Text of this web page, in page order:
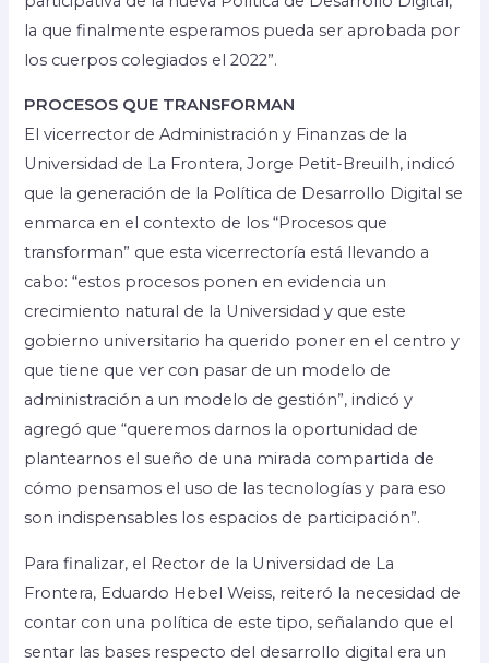
la que finalmente esperamos pueda ser aprobada por
los cuerpos colegiados el 2022”.
PROCESOS QUE TRANSFORMAN
El vicerrector de Administración y Finanzas de la
Universidad de La Frontera, Jorge Petit-Breuilh, indicó
que la generación de la Política de Desarrollo Digital se
enmarca en el contexto de los “Procesos que
transforman” que esta vicerrectoría está llevando a
cabo: “estos procesos ponen en evidencia un
crecimiento natural de la Universidad y que este
gobierno universitario ha querido poner en el centro y
que tiene que ver con pasar de un modelo de
administración a un modelo de gestión”, indicó y
agregó que “queremos darnos la oportunidad de
plantearnos el sueño de una mirada compartida de
cómo pensamos el uso de las tecnologías y para eso
son indispensables los espacios de participación”.
Para finalizar, el Rector de la Universidad de La
Frontera, Eduardo Hebel Weiss, reiteró la necesidad de
contar con una política de este tipo, señalando que el
sentar las bases respecto del desarrollo digital era un